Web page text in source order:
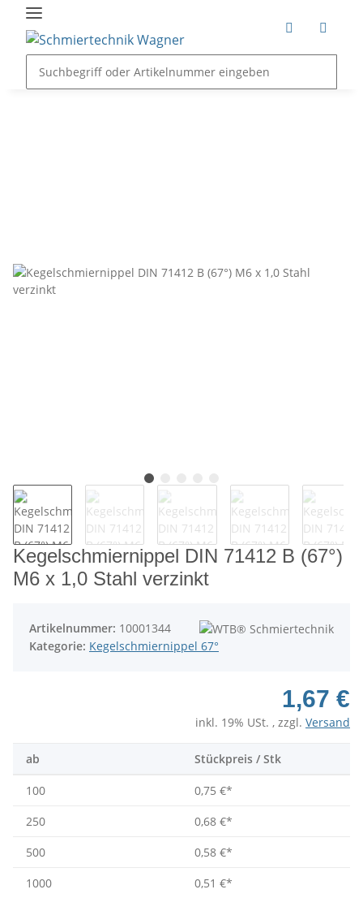
Kegelschmiernippel DIN 71412 B (67°)
M6 x 1,0 Stahl verzinkt
Artikelnummer: 10001344
Kategorie: Kegelschmiernippel 67°
1,67 €
inkl. 19% USt. , zzgl. Versand
ab Stückpreis / Stk
100 0,75 €*
250
0,68 €*
500
0,58 €*
1000
0,51 €*